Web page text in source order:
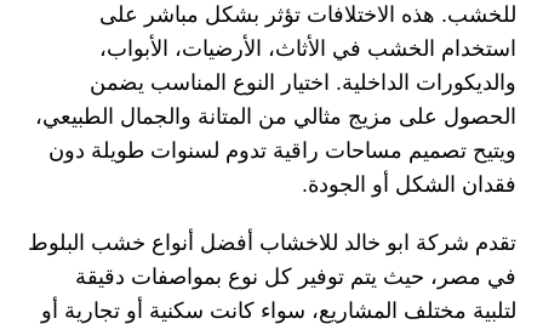
للخشب. هذه الاختلافات تؤثر بشكل مباشر على
استخدام الخشب في الأثاث، الأرضيات، الأبواب،
والديكورات الداخلية. اختيار النوع المناسب يضمن
الحصول على مزيج مثالي من المتانة والجمال الطبيعي،
ويتيح تصميم مساحات راقية تدوم لسنوات طويلة دون
فقدان الشكل أو الجودة.
تقدم شركة ابو خالد للاخشاب أفضل أنواع خشب البلوط
في مصر، حيث يتم توفير كل نوع بمواصفات دقيقة
لتلبية مختلف المشاريع، سواء كانت سكنية أو تجارية أو